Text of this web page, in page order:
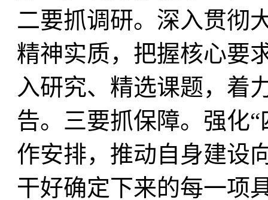
二要抓调研。深入贯彻
精神实质，把握核心要
入研究、精选课题，着
告。三要抓保障。强化
作安排，推动自身建设
干好确定下来的每一项